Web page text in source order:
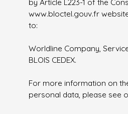
by Article L223-1 of the
www.bloctel.gouv.fr
to:
Worldline Company, Service
BLOIS CEDEX.
For more information on
personal data, please see